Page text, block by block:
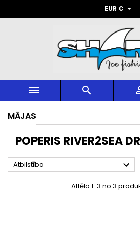
EUR € 
 
MĀJAS
POPERIS RIVER2SEA
Atbilstība 
Attēlo 1-3 no 3